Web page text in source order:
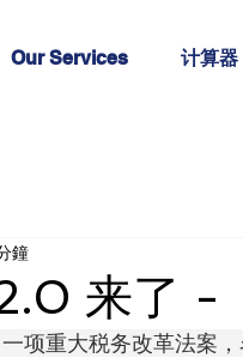
Our Services 计算器
来了 -
鐘
项重大税务改革法案